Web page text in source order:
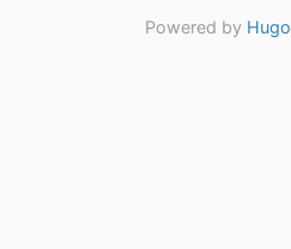
Powered by Hugo